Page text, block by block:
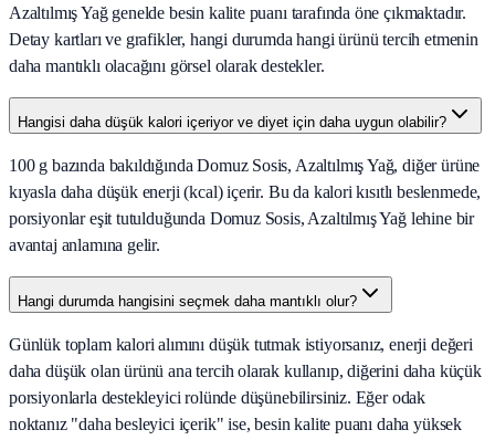
Azaltılmış Yağ genelde besin kalite puanı tarafında öne çıkmaktadır.
Detay kartları ve grafikler, hangi durumda hangi ürünü tercih etmenin
daha mantıklı olacağını görsel olarak destekler.
Hangisi daha düşük kalori içeriyor ve diyet için daha uygun olabilir?
100 g bazında bakıldığında Domuz Sosis, Azaltılmış Yağ, diğer ürüne
kıyasla daha düşük enerji (kcal) içerir. Bu da kalori kısıtlı beslenmede,
porsiyonlar eşit tutulduğunda Domuz Sosis, Azaltılmış Yağ lehine bir
avantaj anlamına gelir.
Hangi durumda hangisini seçmek daha mantıklı olur?
Günlük toplam kalori alımını düşük tutmak istiyorsanız, enerji değeri
daha düşük olan ürünü ana tercih olarak kullanıp, diğerini daha küçük
porsiyonlarla destekleyici rolünde düşünebilirsiniz. Eğer odak
noktanız "daha besleyici içerik" ise, besin kalite puanı daha yüksek